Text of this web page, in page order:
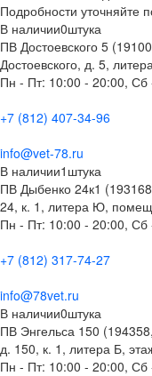
Подробности уточняйте
В наличии0штука
ПВ Достоевского 5
Достоевского, д. 5,
Пн - Пт: 10:00 - 20:00, Сб
+7 (812) 407-34-96
info@vet-78.ru
В наличии1 штука
ПВ Дыбенко 24к1
24, к. 1, литера Ю,
Пн - Пт: 10:00 - 20:00, Сб
+7 (812) 317-74-27
info@78vet.ru
В наличии0штука
ПВ Энгельса 150
д. 150, к. 1, литера Б,
Пн - Пт: 10:00 - 20:00, Сб